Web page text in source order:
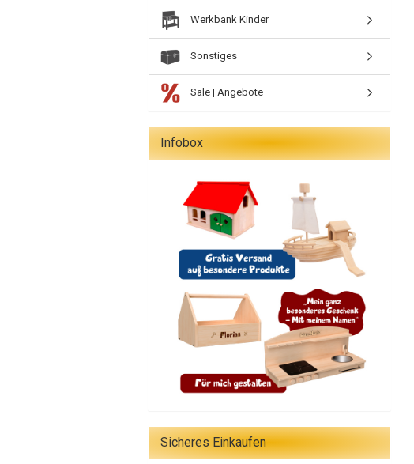
Werkbank Kinder
Sonstiges
Sale | Angebote
Infobox
Sicheres Einkaufen